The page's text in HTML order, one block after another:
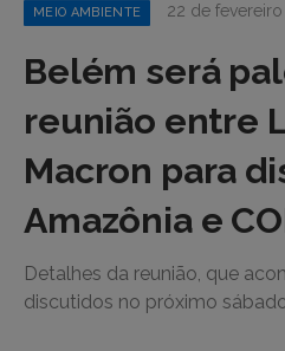
MEIO AMBIENTE 22 de
Belém será
reunião entre
Macron para
Amazônia e
Detalhes da reunião, que
discutidos no próximo